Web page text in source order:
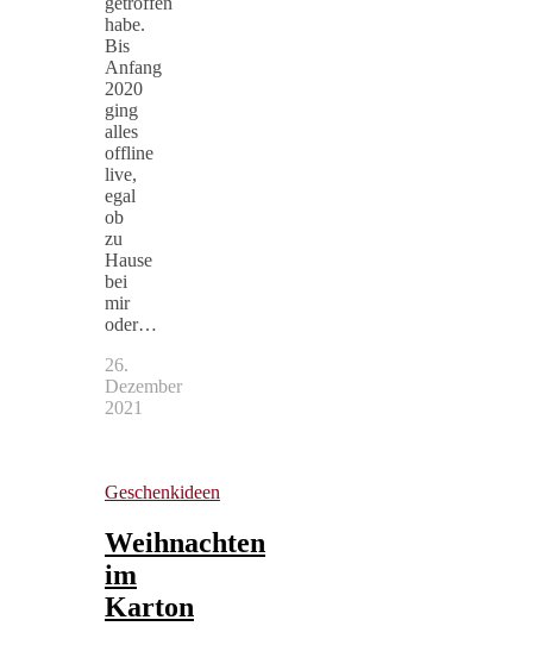
habe.
Bis
Anfang
2020
ging
alles
offline
live,
egal
ob
zu
Hause
bei
mir
oder…
26.
Dezember
2021
Geschenkideen
Weihnachten
im
Karton